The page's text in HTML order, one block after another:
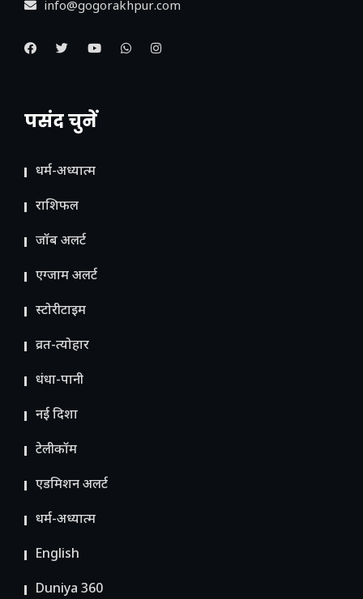
info@gogorakhpur.com
पसंद चुनें
धर्म-अध्यात्म
राशिफल
जॉब अलर्ट
एग्जाम अलर्ट
स्टोरीटाइम
व्रत-त्योहार
धंधा-पानी
नई दिशा
टेलीकॉम
ए​डमिशन अलर्ट
धर्म-अध्यात्म
English
Duniya 360